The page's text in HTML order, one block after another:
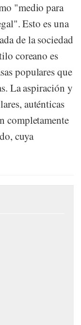
"medio para
Esto es una
de la sociedad
coreano es
populares que
La aspiración y
auténticas
completamente
cuya